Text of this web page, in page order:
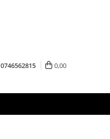
0746562815 0,00